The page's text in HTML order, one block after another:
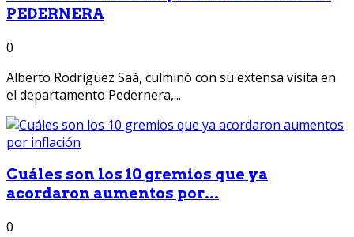
PEDERNERA
0
Alberto Rodríguez Saá, culminó con su extensa visita en
el departamento Pedernera,...
Cuáles son los 10 gremios que ya
acordaron aumentos por...
0